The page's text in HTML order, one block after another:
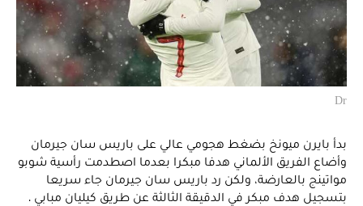
Dr
بدأ بايرن ميونخ بضغط هجومي عالي على باريس سان جيرمان
وأضاع الفريق الألماني هدفا مبكرا بعدما اصطدمت رأسية شوبو
مواتينج بالعارضة، ولكن رد باريس سان جيرمان جاء سريعا
بتسجيل هدف مبكر في الدقيقة الثالثة عن طريق كيليان مبابي .